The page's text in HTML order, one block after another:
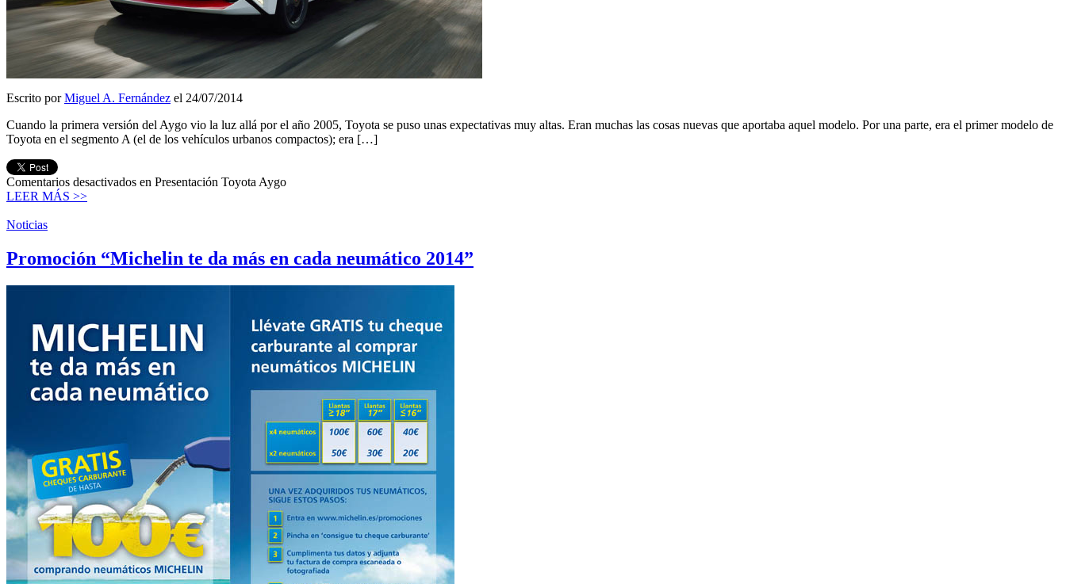
Escrito porMiguel A. Fernández el 24/07/2014
Cuando la primera versión del Aygo vio la luz allá por el año 2005, Toyota se puso unas expectativas muy altas. Eran muchas las cosas nuevas que aportaba aquel modelo. Por una parte, era el primer modelo de
Toyota en el segmento A (el de los vehículos urbanos compactos); era […]
Comentarios desactivados en Presentación Toyota Aygo
LEER MÁS >>
Noticias
Promoción “Michelin te da más en cada neumático 2014”